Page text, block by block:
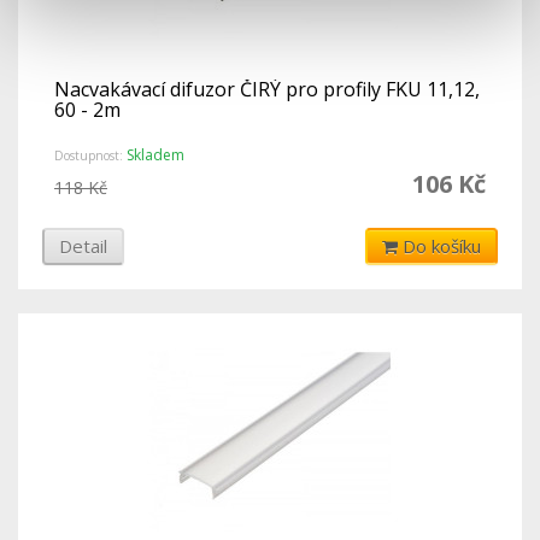
Nacvakávací difuzor ČIRÝ pro profily FKU 11,12,
60 - 2m
Dostupnost: Skladem
106 Kč
118 Kč
Detail Do košíku